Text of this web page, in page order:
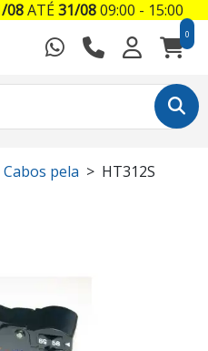
0
Cabos pela HT312S
08ATÉ31/0809:00 - 15:00